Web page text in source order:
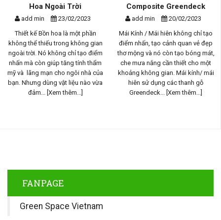
Hoa Ngoài Trời
add min
23/02/2023
Thiết kế Bồn hoa là một phần
không thể thiếu trong không gian
ngoài trời. Nó không chỉ tạo điểm
nhấn mà còn giúp tăng tính thẩm
mỹ và lãng mạn cho ngôi nhà của
bạn. Nhưng dùng vật liệu nào vừa
đảm...
[Xem thêm...]
Composite Greendeck
add min
20/02/2023
Mái Kính / Mái hiên không chỉ tạo
điểm nhấn, tạo cảnh quan vẻ đẹp
thơ mộng và nó còn tạo bóng mát,
che mưa nắng cần thiết cho một
khoảng không gian. Mái kính/ mái
hiên sử dụng các thanh gỗ
Greendeck...
[Xem thêm...]
FANPAGE
Green Space Vietnam